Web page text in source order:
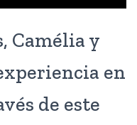
Camélia y
en
de este